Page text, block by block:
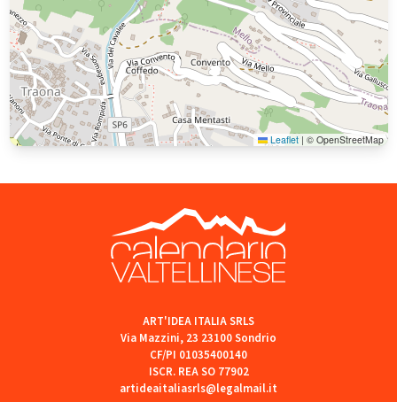
Leaflet | © OpenStreetMap
ART'IDEA ITALIA SRLS
Via Mazzini, 23 23100 Sondrio
CF/PI 01035400140
ISCR. REA SO 77902
artideaitaliasrls@legalmail.it